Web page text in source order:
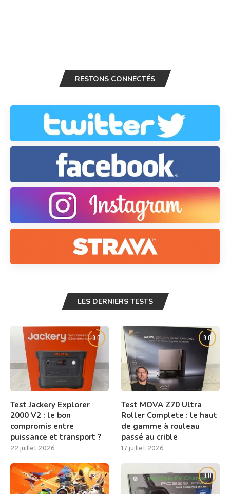
RESTONS CONNECTÉS
LES DERNIERS TESTS
9.0
Test Jackery Explorer
2000 V2 : le bon
compromis entre
puissance et transport ?
22 juillet 2026
9.0
Test MOVA Z70 Ultra
Roller Complete : le haut
de gamme à rouleau
passé au crible
17 juillet 2026
8.0 9.0